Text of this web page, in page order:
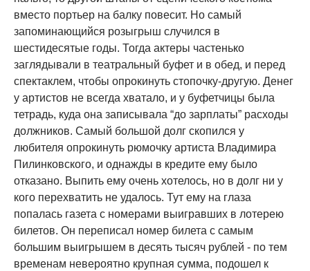
вместо портьер на балку повесит. Но самый
запоминающийся розыгрыш случился в
шестидесятые годы. Тогда актеры частенько
заглядывали в театральный буфет и в обед, и перед
спектаклем, чтобы опрокинуть стопочку-другую. Денег
у артистов не всегда хватало, и у буфетчицы была
тетрадь, куда она записывала “до зарплаты” расходы
должников. Самый большой долг скопился у
любителя опрокинуть рюмочку артиста Владимира
Пилинковского, и однажды в кредите ему было
отказано. Выпить ему очень хотелось, но в долг ни у
кого перехватить не удалось. Тут ему на глаза
попалась газета с номерами выигравших в лотерею
билетов. Он переписал номер билета с самым
большим выигрышем в десять тысяч рублей - по тем
временам невероятно крупная сумма, подошел к